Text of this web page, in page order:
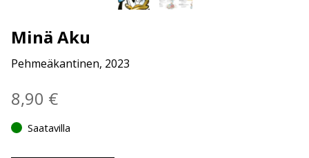
Minä Aku
Pehmeäkantinen, 2023
8,90 €
Saatavilla